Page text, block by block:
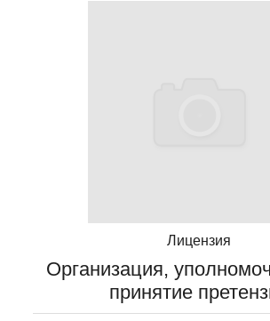
Лицензия
Организация,
принятие